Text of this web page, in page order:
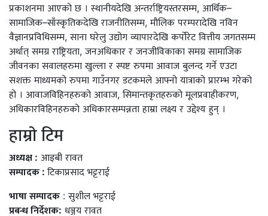
प्रकाशनमा आएको छ । स्थानीयदेखि अन्तर्राष्ट्रियस्तरसम्म, आर्थिक–
सामाजिक–साँस्कृतिकदेखि राजनीतिसम्म, मौलिक परम्परादेखि नविन
वैज्ञानप्रविधिसम्म, साना घरेलु उद्योग व्यापारदेखि कर्पोरेट वित्तीय जगतसम्म
अर्थात् समग्र राष्ट्रियता, जनअधिकार र जनजीविकाका समग्र सामाजिक
जीवनका सवालहरुमा खुल्ला र स्पष्ट रुपमा आवाज बुलन्द गर्ने एउटा
सशक्त माध्यमको रुपमा गाउँनगर डटकमले आफ्नो यात्राको प्रारम्भ गरेको
हो । आवाजविहिनहरुको आवाज, सिमान्तकृतहरुको मूलप्रवाहीकरण,
अधिकारविहिनहरुको अधिकारसम्पन्नता हाम्रा लक्ष्य र उद्देश्य हुन् ।
हाम्राे टिम
अध्यक्ष : आइबी रावत
सम्पादक : टिकाप्रसाद भट्टराई
भाषा सम्पादक : सुशील भट्टराई
प्रबन्ध निर्देशक: धञ्जय रावत